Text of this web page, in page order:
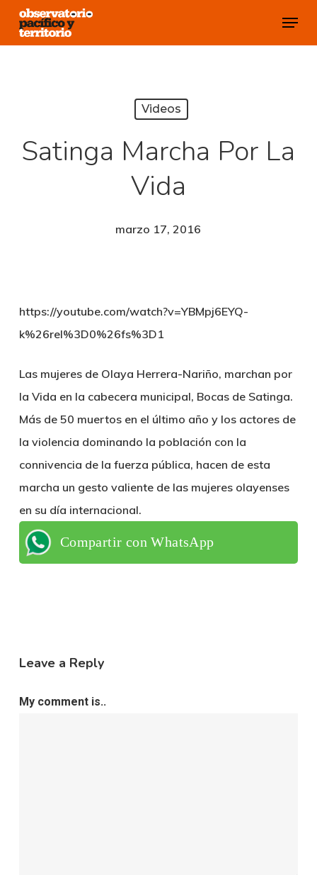
Skip
Menu
Videos
Satinga Marcha Por La
Vida
marzo 17, 2016
https://youtube.com/watch?v=YBMpj6EYQ-
k%26rel%3D0%26fs%3D1
Las mujeres de Olaya Herrera-Nariño, marchan por
la Vida en la cabecera municipal, Bocas de Satinga.
Más de 50 muertos en el último año y los actores de
la violencia dominando la población con la
connivencia de la fuerza pública, hacen de esta
marcha un gesto valiente de las mujeres olayenses
en su día internacional.
Compartir con WhatsApp
Leave a Reply
My comment is..
Close